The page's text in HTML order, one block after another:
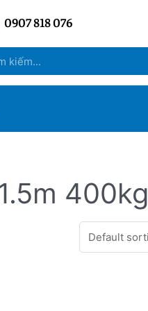
0907 818 076
400kg